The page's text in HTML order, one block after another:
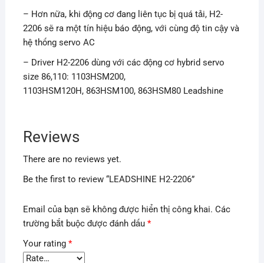
– Hơn nữa, khi động cơ đang liên tục bị quá tải, H2-
2206 sẽ ra một tín hiệu báo động, với cùng độ tin cậy và
hệ thống servo AC
– Driver H2-2206 dùng với các động cơ hybrid servo
size 86,110: 1103HSM200,
1103HSM120H, 863HSM100, 863HSM80 Leadshine
Reviews
There are no reviews yet.
Be the first to review “LEADSHINE H2-2206”
Email của bạn sẽ không được hiển thị công khai. Các
trường bắt buộc được đánh dấu *
Your rating *